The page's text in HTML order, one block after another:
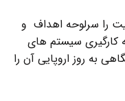
را سرلوحه اهداف و
کارگیری سیستم های
به روز اروپایی آن را